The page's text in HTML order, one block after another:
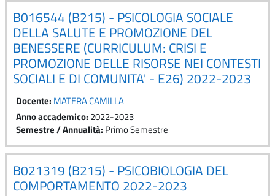
B016544 (B215) - PSICOLOGIA SOCIALE
DELLA SALUTE E PROMOZIONE DEL
BENESSERE (CURRICULUM: CRISI E
PROMOZIONE DELLE RISORSE NEI CONTESTI
SOCIALI E DI COMUNITA' - E26) 2022-2023
Docente: MATERA CAMILLA
Anno accademico: 2022-2023
Semestre / Annualità: Primo Semestre
B021319 (B215) - PSICOBIOLOGIA DEL
COMPORTAMENTO 2022-2023